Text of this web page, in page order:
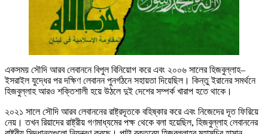
একসময় সৌদি আরব লেবাননে বিপুল বিনিয়োগ করে এবং ২০০৬ সালের হিজবুল্লাহ–
ইসরাইল যুদ্ধের পর দক্ষিণ লেবানন পুনর্গঠনে সহায়তা দিয়েছিল। কিন্তু ইরানের সমর্থনে
হিজবুল্লাহ আরও শক্তিশালী হয়ে উঠলে দুই দেশের সম্পর্ক খারাপ হতে থাকে।
২০২১ সালে সৌদি আরব লেবাননের রাষ্ট্রদূতকে বহিষ্কার করে এবং নিজেদের দূত ফিরিয়ে
নেয়। তখন রিয়াদের রাষ্ট্রীয় গণমাধ্যমের পক্ষ থেকে বলা হয়েছিল, হিজবুল্লাহ লেবাননের